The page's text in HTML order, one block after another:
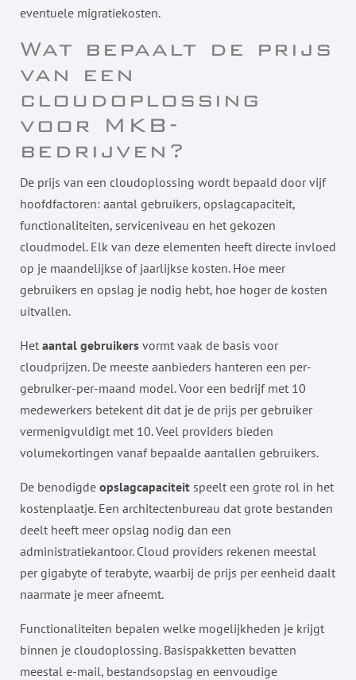
eventuele migratiekosten.
Wat bepaalt de prijs
van een
cloudoplossing
voor MKB-
bedrijven?
De prijs van een cloudoplossing wordt bepaald door vijf
hoofdfactoren: aantal gebruikers, opslagcapaciteit,
functionaliteiten, serviceniveau en het gekozen
cloudmodel. Elk van deze elementen heeft directe invloed
op je maandelijkse of jaarlijkse kosten. Hoe meer
gebruikers en opslag je nodig hebt, hoe hoger de kosten
uitvallen.
Het aantal gebruikers vormt vaak de basis voor
cloudprijzen. De meeste aanbieders hanteren een per-
gebruiker-per-maand model. Voor een bedrijf met 10
medewerkers betekent dit dat je de prijs per gebruiker
vermenigvuldigt met 10. Veel providers bieden
volumekortingen vanaf bepaalde aantallen gebruikers.
De benodigde opslagcapaciteit speelt een grote rol in het
kostenplaatje. Een architectenbureau dat grote bestanden
deelt heeft meer opslag nodig dan een
administratiekantoor. Cloud providers rekenen meestal
per gigabyte of terabyte, waarbij de prijs per eenheid daalt
naarmate je meer afneemt.
Functionaliteiten bepalen welke mogelijkheden je krijgt
binnen je cloudoplossing. Basispakketten bevatten
meestal e-mail, bestandsopslag en eenvoudige